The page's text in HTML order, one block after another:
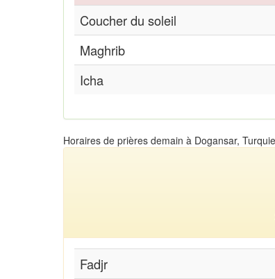
Coucher du soleil
Maghrib
Icha
Horaires de prières demain à Dogansar, Turquie
Fadjr